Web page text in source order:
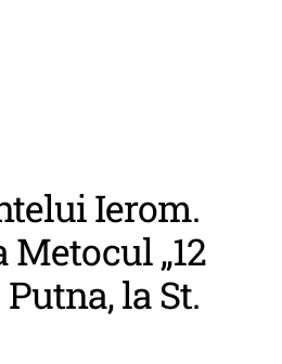
Ierom.
„12
la St.